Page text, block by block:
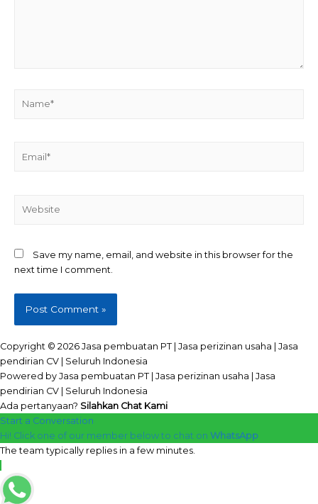
Save my name, email, and website in this browser for the
next time I comment.
Copyright © 2026 Jasa pembuatan PT | Jasa perizinan usaha | Jasa
pendirian CV | Seluruh Indonesia
Powered by Jasa pembuatan PT | Jasa perizinan usaha | Jasa
pendirian CV | Seluruh Indonesia
Ada pertanyaan? Silahkan Chat Kami
Start a Conversation
Hi! Click one of our member below to chat on WhatsApp
The team typically replies in a few minutes.